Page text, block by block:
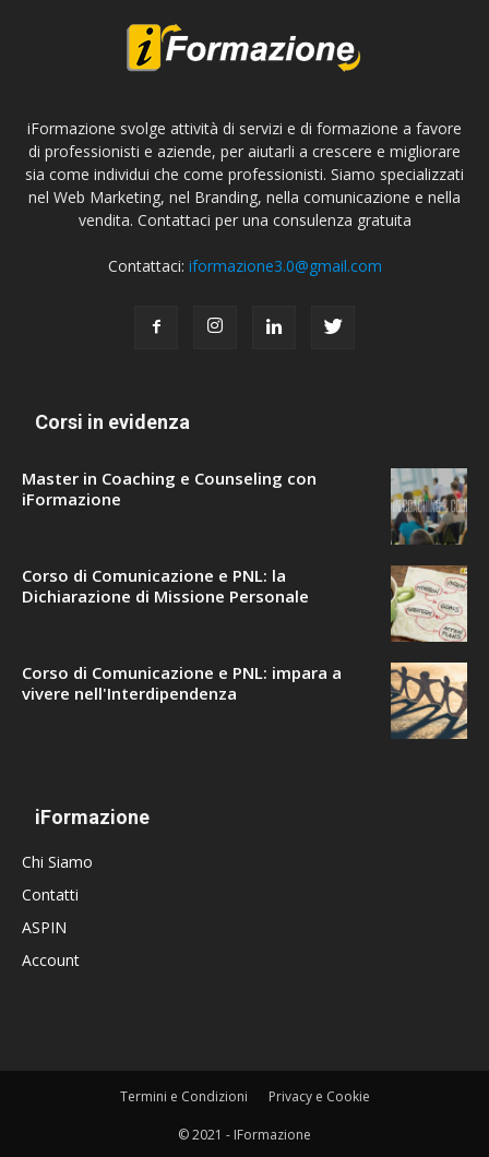
iFormazione svolge attività di servizi e di formazione a favore
di professionisti e aziende, per aiutarli a crescere e migliorare
sia come individui che come professionisti. Siamo specializzati
nel Web Marketing, nel Branding, nella comunicazione e nella
vendita. Contattaci per una consulenza gratuita
Contattaci: iformazione3.0@gmail.com
Corsi in evidenza
Master in Coaching e Counseling con
iFormazione
Corso di Comunicazione e PNL: la
Dichiarazione di Missione Personale
Corso di Comunicazione e PNL: impara a
vivere nell'Interdipendenza
iFormazione
Chi Siamo
Contatti
ASPIN
Account
Termini e Condizioni Privacy e Cookie
© 2021 - IFormazione